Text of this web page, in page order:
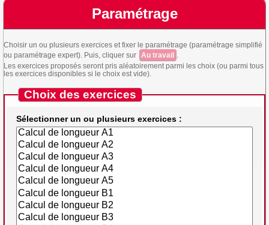
Paramétrage
Choisir un ou plusieurs exercices et fixer le paramétrage (paramétrage simplifié
ou paramétrage expert). Puis, cliquer sur
Au travail
Les exercices proposés seront pris aléatoirement parmi les choix (ou parmi tous
les exercices disponibles si le choix est vide).
Choix des exercices
Sélectionner un ou plusieurs exercices :